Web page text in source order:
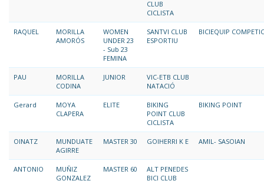
CLUB
CICLISTA
RAQUEL
MORILLA
AMORÓS
WOMEN
UNDER 23
- Sub 23
FEMINA
SANTVI CLUB
ESPORTIU
BICIEQUIP
PAU
MORILLA
CODINA
JUNIOR
VIC-ETB CLUB
NATACIÓ
Gerard
MOYA
CLAPERA
ELITE
BIKING
POINT CLUB
CICLISTA
BIKING POINT
OINATZ
MUNDUATE
AGIRRE
MASTER 30 GOIHERRI K E AMIL- SASOIAN
ANTONIO
MUÑIZ
GONZALEZ
MASTER 60
ALT PENEDES
BICI CLUB